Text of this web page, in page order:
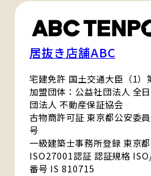
居抜き店舗ABC
宅建免許 国土交通大臣（1）
加盟団体：公益社団法人 全
団法人 不動産保証協会
古物商許可証 東京都公安委
号
一級建築士事務所登録 東京
ISO27001認証 認証規格
番号 IS 810715